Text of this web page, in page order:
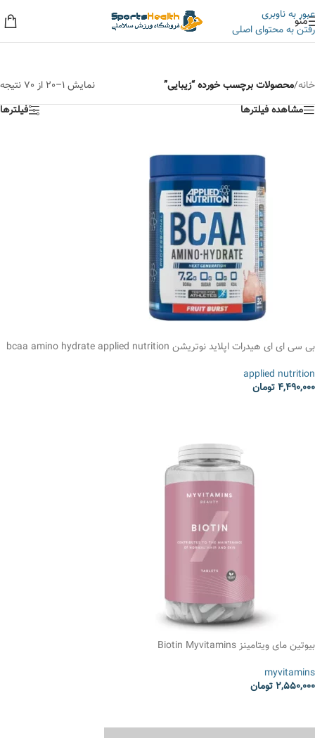
عبور به ناوبری
رفتن به محتوای اصلی
منو
خانه/محصولات برچسب خورده “زیبایی”
نمایش 1–20 از 70 نتیجه
مشاهده فیلترها
فیلترها
بی سی ای ای هیدرات اپلاید نوتریشن bcaa amino hydrate applied nutrition
applied nutrition
4,490,000تومان
بیوتین مای ویتامینز Biotin Myvitamins
myvitamins
2,550,000تومان